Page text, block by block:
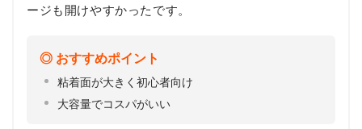
ージも開けやすかったです。
おすすめポイント
粘着面が大きく初心者向け
大容量でコスパがいい